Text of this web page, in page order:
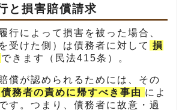
と損害賠償請求
行によって損害を被った場合、
受けた側）は債務者に対して 損
できます（民法415条）。
償が認められるためには、その
債務者の責めに帰すべき事由 によ
す。つまり、債務者に故意・過